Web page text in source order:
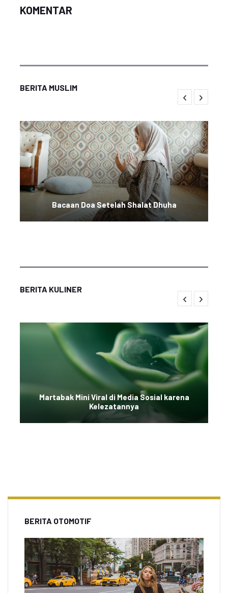
KOMENTAR
BERITA MUSLIM
Bacaan Doa Setelah Shalat Dhuha
BERITA KULINER
Martabak Mini Viral di Media Sosial karena
Kelezatannya
BERITA OTOMOTIF